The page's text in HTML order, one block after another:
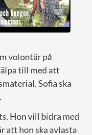
volontär på
till med att
Sofia ska
Hon vill bidra med
att hon ska avlasta